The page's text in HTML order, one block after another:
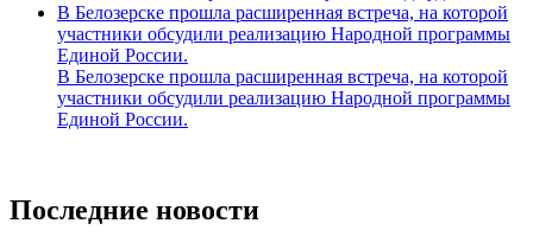
В Белозерске прошла расширенная встреча, на которой
участники обсудили реализацию Народной программы
Единой России.
В Белозерске прошла расширенная встреча, на которой
участники обсудили реализацию Народной программы
Единой России.
Последние новости